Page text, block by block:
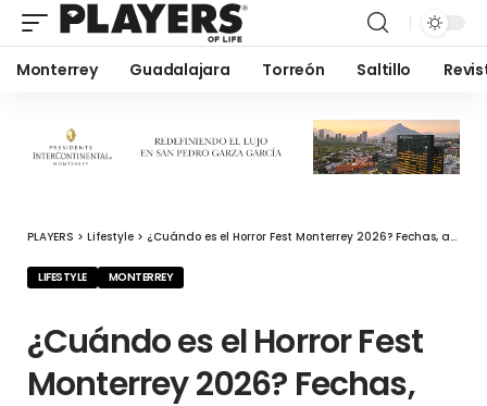
Monterrey Guadalajara Torreón Saltillo
PLAYERS > Lifestyle > ¿Cuándo es el Horror Fest Monterrey 2026? Fechas, actividades gratis y por qué no te lo puedes perder
LIFESTYLE MONTERREY
¿Cuándo es el Horror Fest
Monterrey 2026? Fechas,